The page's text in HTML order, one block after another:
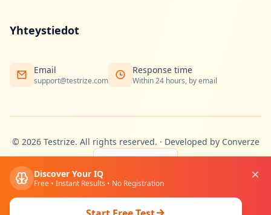
Yhteystiedot
Email
support@testrize.com
Response time
Within 24 hours, by email
© 2026Testrize. All rights reserved. · Developed by Converze
Discover Your IQ
Free • Instant Results • No Registration